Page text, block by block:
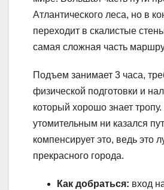
Атлантического леса, но в
переходит в скалистые
самая сложная часть
Подъем занимает 3 часа,
физической подготовки и
который хорошо знает
утомительным ни казался
компенсирует это, ведь это
прекрасного города.
Как добраться: вход